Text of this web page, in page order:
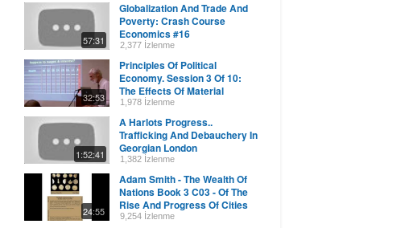
57:31
Globalization And Trade And
Poverty: Crash Course
Economics #16
2,377 İzlenme
32:53
Principles Of Political
Economy. Session 3 Of 10:
The Effects Of Material
Progress
1,978 İzlenme
1:52:41
A Harlots Progress..
Trafficking And Debauchery In
Georgian London
1,382 İzlenme
24:55
Adam Smith - The Wealth Of
Nations Book 3 C03 - Of The
Rise And Progress Of Cities
And Towns...
9,254 İzlenme